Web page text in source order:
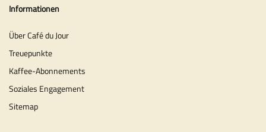
Informationen
Über Café du Jour
Treuepunkte
Kaffee-Abonnements
Soziales Engagement
Sitemap